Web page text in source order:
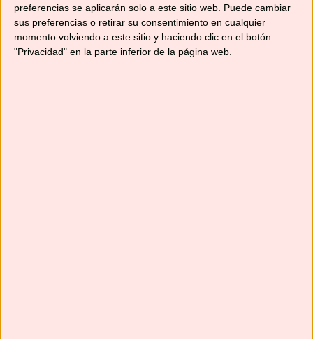
preferencias se aplicarán solo a este sitio web. Puede cambiar
sus preferencias o retirar su consentimiento en cualquier
momento volviendo a este sitio y haciendo clic en el botón
"Privacidad" en la parte inferior de la página web.